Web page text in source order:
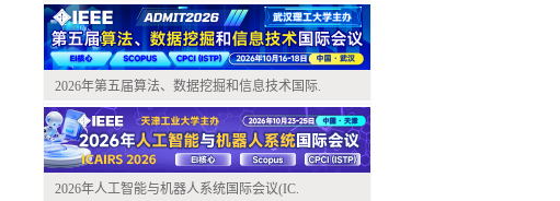
2026年第五届算法、数据挖掘和信息技术国际.
2026年人工智能与机器人系统国际会议(IC.